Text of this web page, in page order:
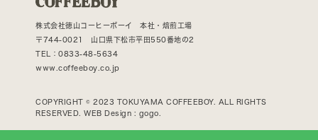
株式会社徳山コーヒーボーイ 本社・焙煎工場
〒744-0021 山口県下松市平田550番地の2
TEL：0833-48-5634
www.coffeeboy.co.jp
COPYRIGHT © 2023 TOKUYAMA COFFEEBOY. ALL RIGHTS
RESERVED. WEB Design : gogo.